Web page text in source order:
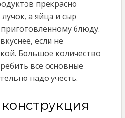
прекрасно
а яйца и сыр
блюду.
если не
Большое количество
все основные
надо учесть.